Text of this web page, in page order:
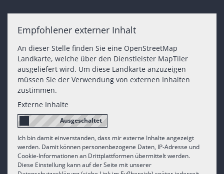
Empfohlener externer Inhalt
An dieser Stelle finden Sie eine OpenStreetMap
Landkarte, welche über den Dienstleister MapTiler
ausgeliefert wird. Um diese Landkarte anzuzeigen
müssen Sie der Verwendung von externen Inhalten
zustimmen.
Externe Inhalte
Ich bin damit einverstanden, dass mir externe Inhalte angezeigt
werden. Damit können personenbezogene Daten, IP-Adresse und
Cookie-Informationen an Drittplattformen übermittelt werden.
Diese Einstellung kann auf der Seite mit unserer